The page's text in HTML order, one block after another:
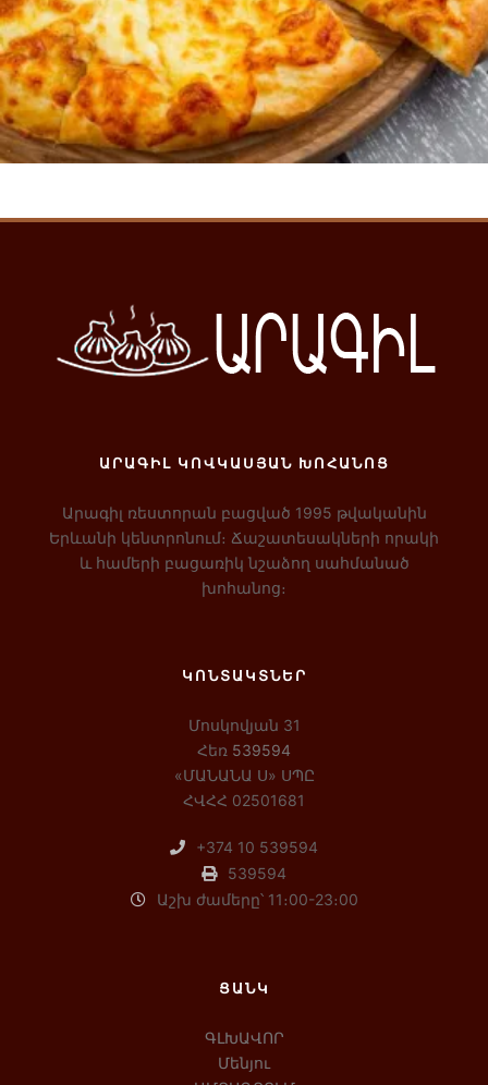
ԱՐԱԳԻԼ ԿՈՎԿԱՍՅԱՆ ԽՈՀԱՆՈՑ
Արագիլ ռեստորան բացված 1995 թվականին
Երևանի կենտրոնում։ Ճաշատեսակների որակի
և համերի բացառիկ նշաձող սահմանած
խոհանոց։
ԿՈՆՏԱԿՏՆԵՐ
Մոսկովյան 31
Հեռ 539594
«ՄԱՆԱՆԱ Ս» ՍՊԸ
ՀՎՀՀ 02501681
+374 10 539594
539594
Աշխ ժամերը՝ 11։00-23։00
ՑԱՆԿ
ԳԼԽԱՎՈՐ
Մենյու